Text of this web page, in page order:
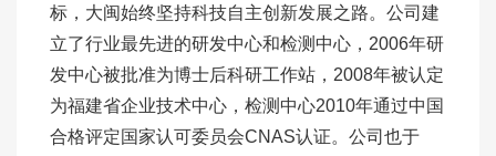
标，大闽始终坚持科技自主创新发展之路。公司建
立了行业最先进的研发中心和检测中心，2006年研
发中心被批准为博士后科研工作站，2008年被认定
为福建省企业技术中心，检测中心2010年通过中国
合格评定国家认可委员会CNAS认证。公司也于